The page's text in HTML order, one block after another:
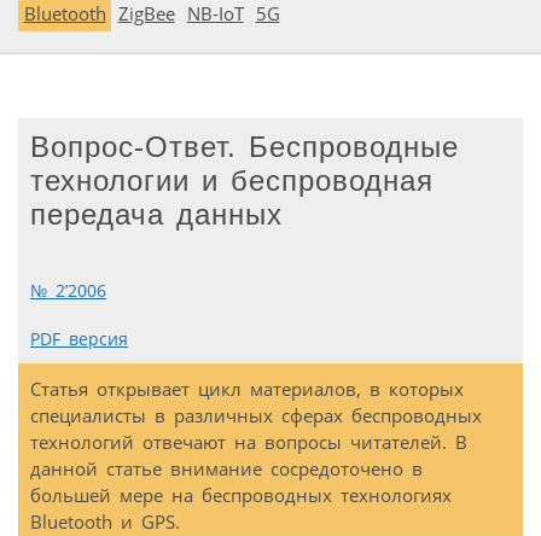
Bluetooth ZigBee NB-IoT 5G
Вопрос-Ответ. Беспроводные
технологии и беспроводная
передача данных
№ 2’2006
PDF версия
Статья открывает цикл материалов, в которых
специалисты в различных сферах беспроводных
технологий отвечают на вопросы читателей. В
данной статье внимание сосредоточено в
большей мере на беспроводных технологиях
Bluetooth и GPS.